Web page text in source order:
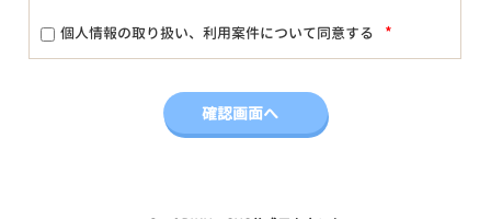
個人情報の取り扱い、利用案件について同意する *